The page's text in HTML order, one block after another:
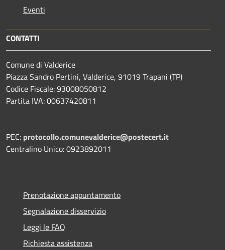
Eventi
CONTATTI
Comune di Valderice
Piazza Sandro Pertini, Valderice, 91019 Trapani (TP)
Codice Fiscale: 93008050812
Partita IVA: 00637420811
PEC: protocollo.comunevalderice@postecert.it
Centralino Unico: 0923892011
Prenotazione appuntamento
Segnalazione disservizio
Leggi le FAQ
Richiesta assistenza